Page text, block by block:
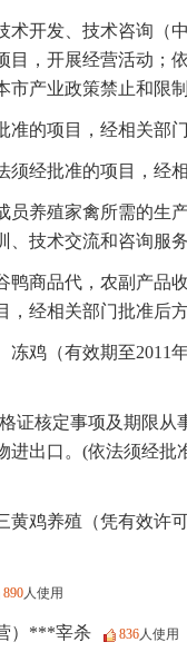
术开发、技术咨询（
目，开展经营活动
产业政策禁止和限
准的项目，经相关部
须经批准的项目，经
员养殖家禽所需的生
技术交流和咨询服务
鸭商品代，农副产品
经相关部门批准后
冻鸡（有效期至2011
证核定事项及期限
进出口。(依法须经批
黄鸡养殖（凭有效许
890 人使用
）***宰杀 836 人使用